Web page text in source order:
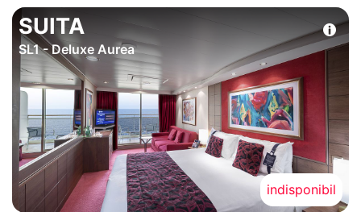
SUITA
SL1 - Deluxe Aurea
indisponibil